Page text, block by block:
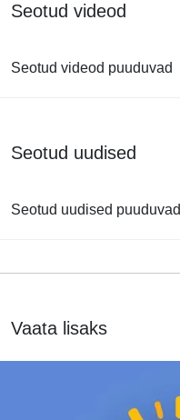
Seotud videod
Seotud videod puuduvad
Seotud uudised
Seotud uudised puuduvad
Vaata lisaks